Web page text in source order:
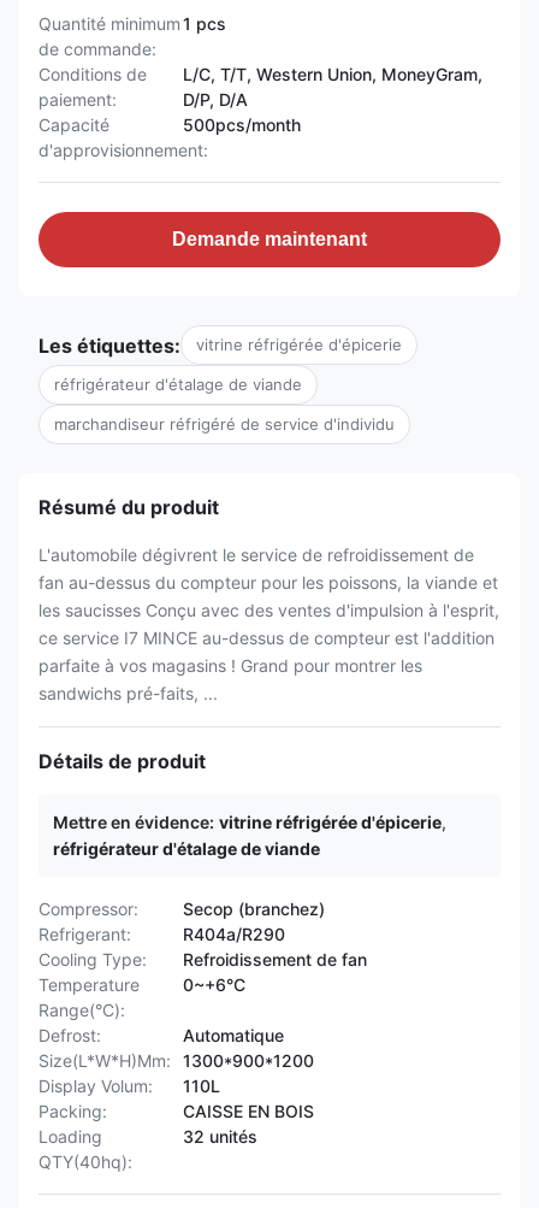
Quantité minimum
de commande:
1 pcs
Conditions de
paiement:
L/C, T/T, Western Union, MoneyGram,
D/P, D/A
Capacité
d'approvisionnement:
500pcs/month
Demande maintenant
Les étiquettes: vitrine réfrigérée d'épicerie
réfrigérateur d'étalage de viande
marchandiseur réfrigéré de service d'individu
Résumé du produit
L'automobile dégivrent le service de refroidissement de
fan au-dessus du compteur pour les poissons, la viande et
les saucisses Conçu avec des ventes d'impulsion à l'esprit,
ce service I7 MINCE au-dessus de compteur est l'addition
parfaite à vos magasins ! Grand pour montrer les
sandwichs pré-faits, ...
Détails de produit
Mettre en évidence: vitrine réfrigérée d'épicerie,
réfrigérateur d'étalage de viande
Compressor:
Secop (branchez)
Refrigerant:
R404a/R290
Cooling Type:
Refroidissement de fan
Temperature
Range(°C):
0~+6°C
Defrost:
Automatique
Size(L*W*H)Mm:
1300*900*1200
Display Volum:
110L
Packing:
CAISSE EN BOIS
Loading
QTY(40hq):
32 unités